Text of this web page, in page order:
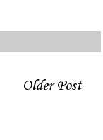
Older Post